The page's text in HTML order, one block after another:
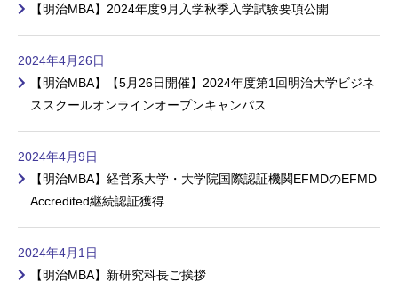
【明治MBA】2024年度9月入学秋季入学試験要項公開
2024年4月26日
【明治MBA】【5月26日開催】2024年度第1回明治大学ビジネ
ススクールオンラインオープンキャンパス
2024年4月9日
【明治MBA】経営系大学・大学院国際認証機関EFMDのEFMD
Accredited継続認証獲得
2024年4月1日
【明治MBA】新研究科長ご挨拶